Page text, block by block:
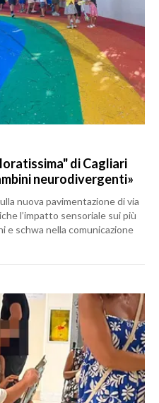
di Cagliari
neurodivergenti»
nuova pavimentazione di via
l’impatto sensoriale sui più
e schwa nella comunicazione